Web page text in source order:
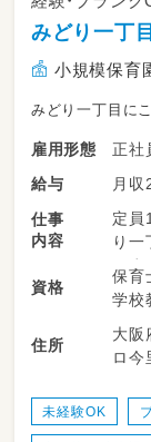
みどり一丁
小規模保育
みどり一丁目に
雇用形態
正社
給与
月
仕事
内容
定員
り一
しま
◎0
◎保
入力
＜1
資格
保育士 幼稚園教諭第一種 幼稚園
学校
住所
大阪
ロ今
未経験OK